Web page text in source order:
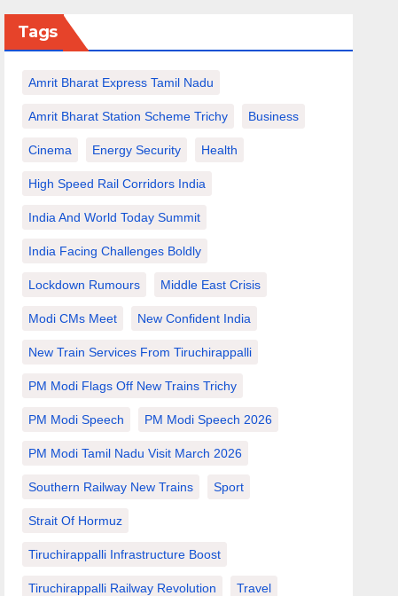
Tags
Amrit Bharat Express Tamil Nadu
Amrit Bharat Station Scheme Trichy Business
Cinema Energy Security Health
High Speed Rail Corridors India
India And World Today Summit
India Facing Challenges Boldly
Lockdown Rumours Middle East Crisis
Modi CMs Meet New Confident India
New Train Services From Tiruchirappalli
PM Modi Flags Off New Trains Trichy
PM Modi Speech PM Modi Speech 2026
PM Modi Tamil Nadu Visit March 2026
Southern Railway New Trains Sport
Strait Of Hormuz
Tiruchirappalli Infrastructure Boost
Tiruchirappalli Railway Revolution Travel